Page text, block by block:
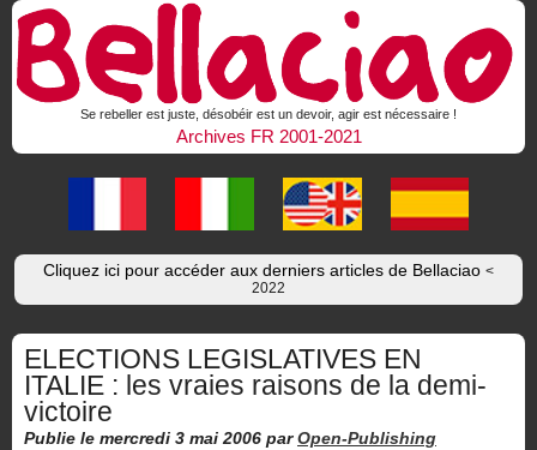
Se rebeller est juste, désobéir est un devoir, agir est nécessaire !
Archives FR 2001-2021
Cliquez ici pour accéder aux derniers articles de Bellaciao <
2022
ELECTIONS LEGISLATIVES EN
ITALIE : les vraies raisons de la demi-
victoire
Publie le mercredi 3 mai 2006 par Open-Publishing